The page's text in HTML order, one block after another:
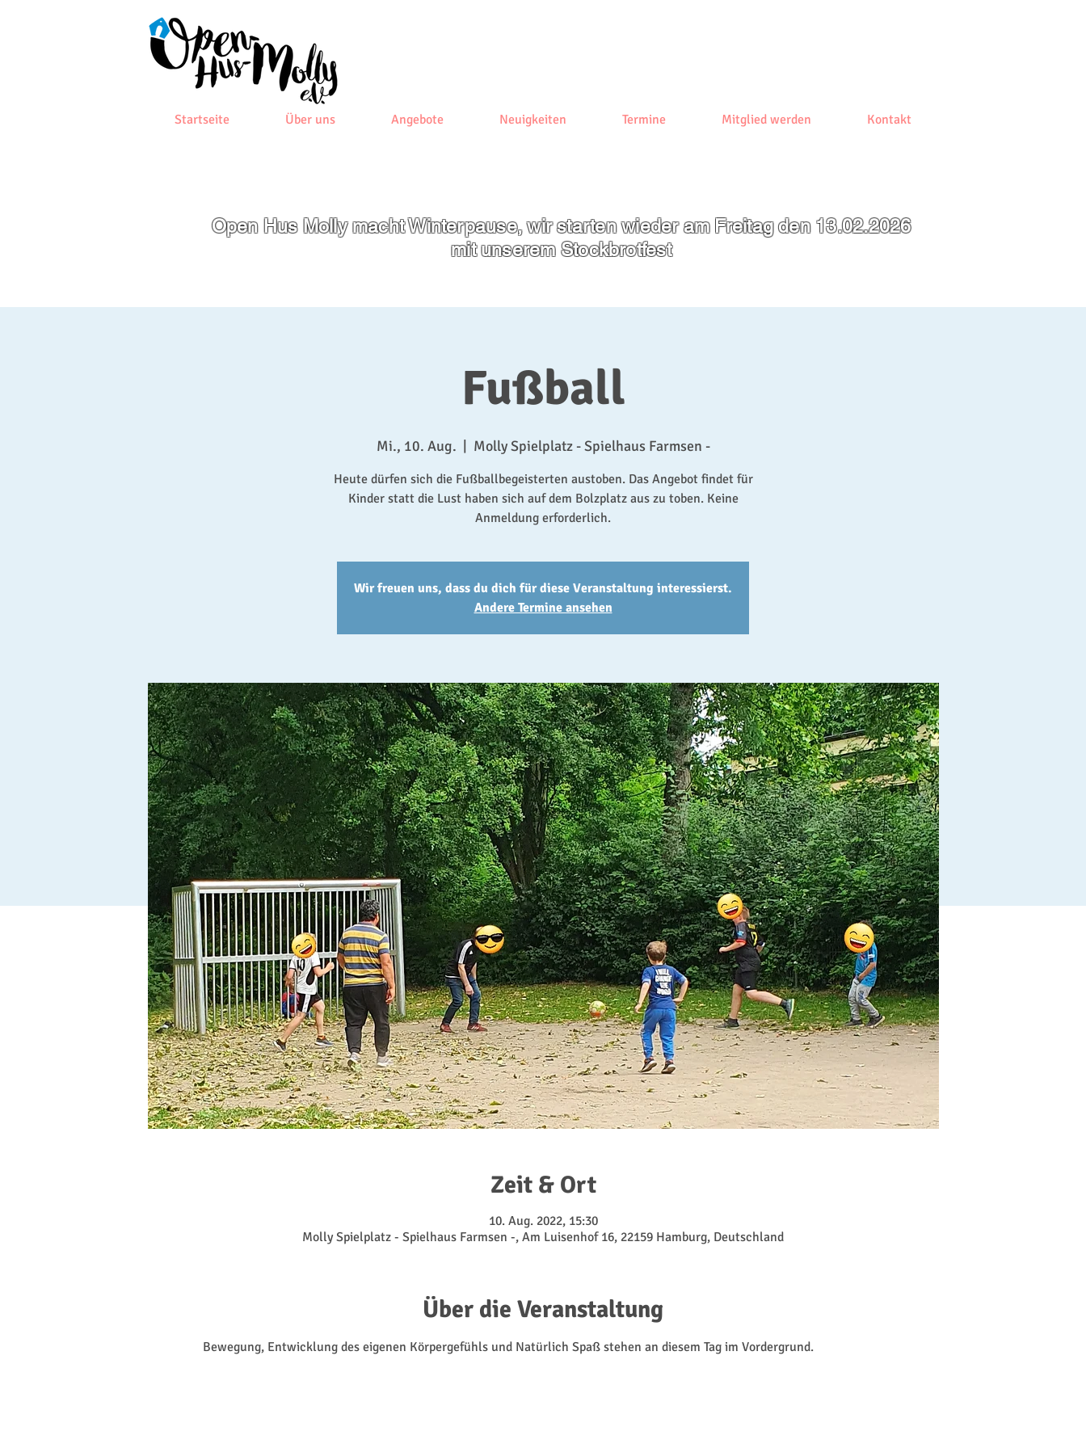
Startseite Über uns Angebote Neuigkeiten Termine Mitglied werden Kontakt
Open Hus Molly macht Winterpause, wir starten wieder am Freitag den 13.02.2026
mit unserem Stockbrotfest
Fußball
Mi., 10. Aug. Molly Spielplatz - Spielhaus Farmsen -
Heute dürfen sich die Fußballbegeisterten austoben. Das Angebot findet für
Kinder statt die Lust haben sich auf dem Bolzplatz aus zu toben. Keine
Anmeldung erforderlich.
Wir freuen uns, dass du dich für diese Veranstaltung interessierst.
Andere Termine ansehen
Zeit & Ort
10. Aug. 2022, 15:30
Molly Spielplatz - Spielhaus Farmsen -, Am Luisenhof 16, 22159 Hamburg, Deutschland
Über die Veranstaltung
Bewegung, Entwicklung des eigenen Körpergefühls und Natürlich Spaß stehen an diesem Tag im Vordergrund.